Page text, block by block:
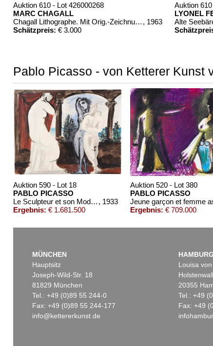
Auktion 610 - Lot 426000268
MARC CHAGALL
Chagall Lithographe. Mit Orig.-Zeichnung von Chagall , 1963
Schätzpreis: € 3.000
Auktion
LYONEL
Alte
Pablo Picasso - von Ketterer Kunst
Auktion 590 - Lot 18
PABLO PICASSO
Le Sculpteur et son Modèle , 1933
Ergebnis: € 1.681.500
Auktion 520 - Lot 380
PABLO PICASSO
Jeune garçon et femme
Ergebnis: € 709.000
Auktion 496 - Lot 119
Auktion 560 -
MÜNCHEN
Hauptsitz
Joseph-Wild-Str. 18
81829 München
Tel.: +49 (0)89 55 244-0
Fax: +49 (0)89 55 244-177
info@kettererkunst.de
HAMBURG
Louisa
20355
Tel.: +49
Fax: +49